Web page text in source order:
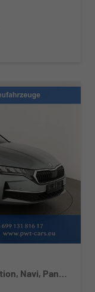
2.0 TDI 110 kW Selection DSG Selection, Navi, Pano, AHK, Teilleder, 5-J Garantie